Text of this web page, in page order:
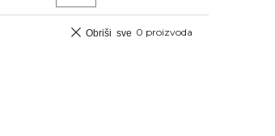
0 proizvoda
Obriši sve